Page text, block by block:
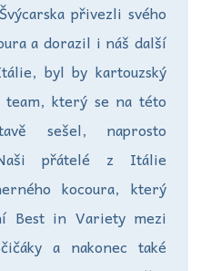
přivezli svého
a dorazil i náš další
byl by kartouzský
team, který se na této
sešel, naprosto
přátelé z Itálie
kocoura, který
Best in Variety mezi
a nakonec také